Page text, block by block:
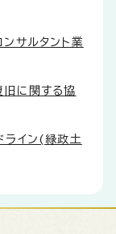
サルタント業
旧に関する協
ライン(緑政土